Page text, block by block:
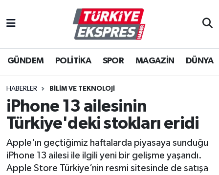
GÜNDEM POLİTİKA SPOR MAGAZİN DÜNYA
HABERLER BİLİM VE TEKNOLOJİ
iPhone 13 ailesinin
Türkiye'deki stokları eridi
Apple'ın geçtiğimiz haftalarda piyasaya sunduğu
iPhone 13 ailesi ile ilgili yeni bir gelişme yaşandı.
Apple Store Türkiye’nin resmi sitesinde de satışa
İstanbul Nöbetçi Eczaneler
İstanbul Hava Durumu
İstanbul Namaz Vakitleri
İstanbul Trafik Yoğunluk Haritası
Tüm Manşetler